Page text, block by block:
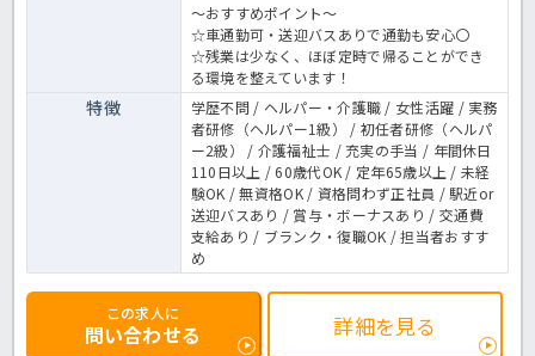
～おすすめポイント～
☆車通勤可・送迎バスありで通勤も安心〇
☆残業は少なく、ほぼ定時で帰ることができ
る環境を整えています！
特徴
学歴不問 / ヘルパー・介護職 / 女性活躍 / 実務
者研修（ヘルパー1級） / 初任者研修（ヘルパ
ー2級） / 介護福祉士 / 充実の手当 / 年間休日
110日以上 / 60歳代OK / 定年65歳以上 / 未経
験OK / 無資格OK / 資格問わず正社員 / 駅近or
送迎バスあり / 賞与・ボーナスあり / 交通費
支給あり / ブランク・復職OK / 担当者おすす
め
この求人に
問い合わせる 詳細を見る